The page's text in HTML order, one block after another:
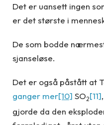
Det er uansett ingen
er det største i
De som bodde
sjanseløse.
Det er også påstått at
ganger mer[10] SO2[11]
gjorde da den